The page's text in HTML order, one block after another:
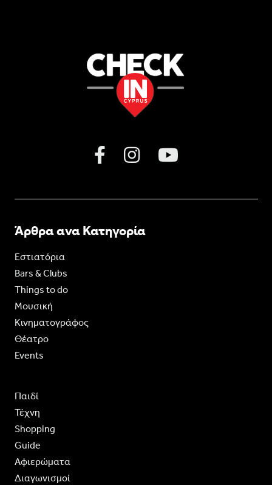
Άρθρα ανα Κατηγορία
Εστιατόρια
Bars & Clubs
Things to do
Moυσική
Κινηματογράφος
Θέατρο
Events
Παιδί
Τέχνη
Shopping
Guide
Aφιερώματα
Διαγωνισμοί